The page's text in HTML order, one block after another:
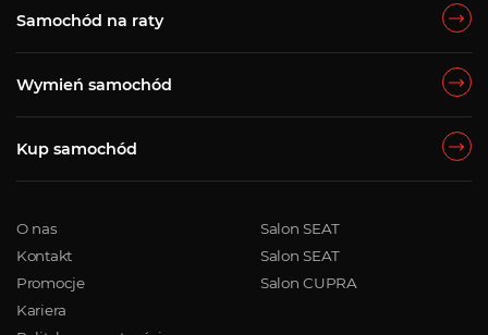
Samochód na raty
Wymień samochód
Kup samochód
O nas
Kontakt
Promocje
Kariera
Salon SEAT
Salon SEAT
Salon CUPRA